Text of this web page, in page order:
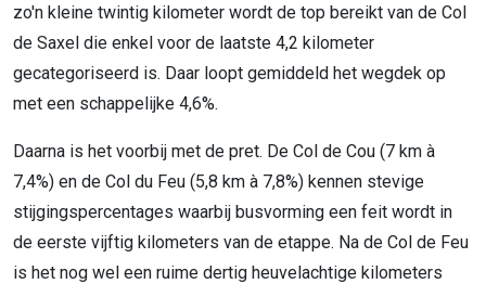
zo'n kleine twintig kilometer wordt de top bereikt van de Col
de Saxel die enkel voor de laatste 4,2 kilometer
gecategoriseerd is. Daar loopt gemiddeld het wegdek op
met een schappelijke 4,6%.
Daarna is het voorbij met de pret. De Col de Cou (7 km à
7,4%) en de Col du Feu (5,8 km à 7,8%) kennen stevige
stijgingspercentages waarbij busvorming een feit wordt in
de eerste vijftig kilometers van de etappe. Na de Col de Feu
is het nog wel een ruime dertig heuvelachtige kilometers